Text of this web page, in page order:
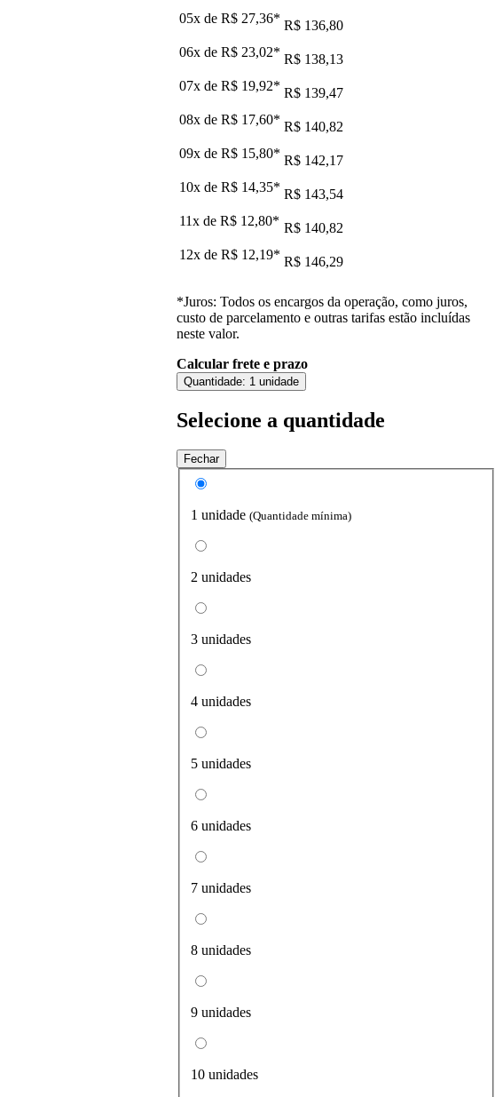
05x de R$ 27,36* R$ 136,80
06x de R$ 23,02* R$ 138,13
07x de R$ 19,92* R$ 139,47
08x de R$ 17,60* R$ 140,82
09x de R$ 15,80* R$ 142,17
10x de R$ 14,35* R$ 143,54
11x de R$ 12,80* R$ 140,82
12x de R$ 12,19* R$ 146,29
*Juros: Todos os encargos da operação, como juros,
custo de parcelamento e outras tarifas estão incluídas
neste valor.
Calcular frete e prazo
Quantidade: 1 unidade
Selecione a quantidade
Fechar
1 unidade (Quantidade mínima)
2 unidades
3 unidades
4 unidades
5 unidades
6 unidades
7 unidades
8 unidades
9 unidades
10 unidades